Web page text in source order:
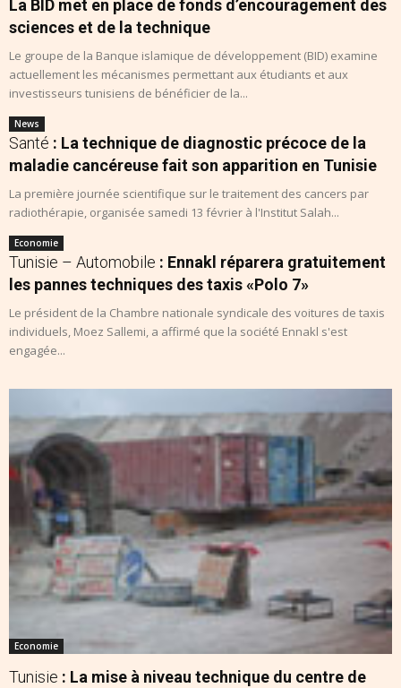
La BID met en place de fonds d’encouragement des
sciences et de la technique
Le groupe de la Banque islamique de développement (BID) examine
actuellement les mécanismes permettant aux étudiants et aux
investisseurs tunisiens de bénéficier de la...
News
Santé : La technique de diagnostic précoce de la
maladie cancéreuse fait son apparition en Tunisie
La première journée scientifique sur le traitement des cancers par
radiothérapie, organisée samedi 13 février à l'Institut Salah...
Economie
Tunisie – Automobile : Ennakl réparera gratuitement
les pannes techniques des taxis «Polo 7»
Le président de la Chambre nationale syndicale des voitures de taxis
individuels, Moez Sallemi, a affirmé que la société Ennakl s'est
engagée...
Economie
Tunisie : La mise à niveau technique du centre de